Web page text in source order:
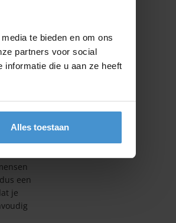
te bieden en om ons
partners voor social
informatie die u aan ze heeft
Alles toestaan
een
je